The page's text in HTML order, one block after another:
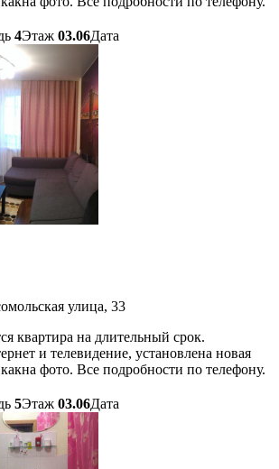
4Этаж 03.06Дата
улица, 33
квартира на длительный срок.
и телевидение, установлена новая
фото. Все подробности по телефону.
5Этаж 03.06Дата